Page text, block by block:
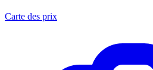
Carte des prix